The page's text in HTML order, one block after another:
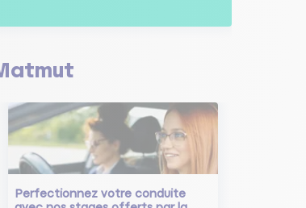
Perfectionnez votre conduite